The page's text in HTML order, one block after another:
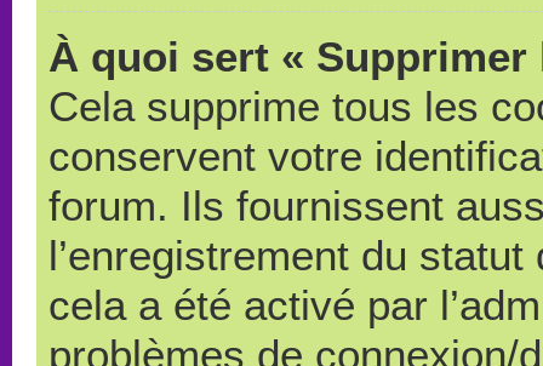
À quoi sert «
Cela supprime tous les
conservent votre
forum. Ils fournissent
l’enregistrement du
cela a été activé par
problèmes de connexion/